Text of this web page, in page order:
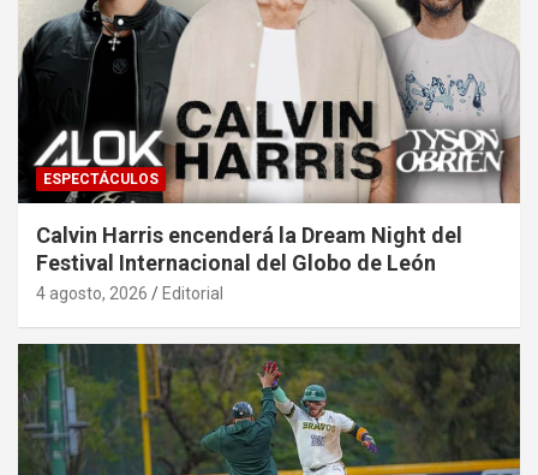
ESPECTÁCULOS
Calvin Harris encenderá la Dream Night del
Festival Internacional del Globo de León
4 agosto, 2026 Editorial